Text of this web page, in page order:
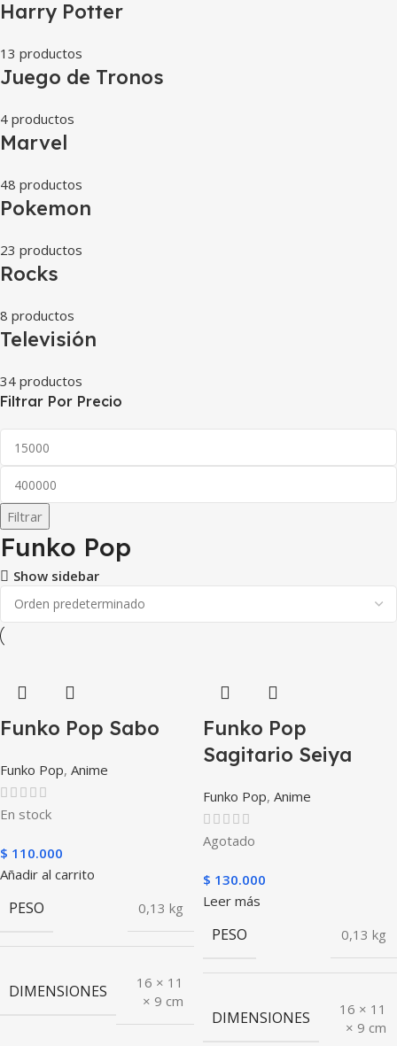
Harry Potter
13 productos
Juego de Tronos
4 productos
Marvel
48 productos
Pokemon
23 productos
Rocks
8 productos
Televisión
34 productos
Filtrar Por Precio
Filtrar
Funko Pop
Show sidebar
Funko Pop Sabo
Funko Pop, Anime
En stock
$ 110.000
Añadir al carrito
PESO 0,13 kg
DIMENSIONES
16 × 11
× 9 cm
Funko Pop
Sagitario Seiya
Funko Pop, Anime
Agotado
$ 130.000
Leer más
PESO 0,13 kg
DIMENSIONES
16 × 11
× 9 cm